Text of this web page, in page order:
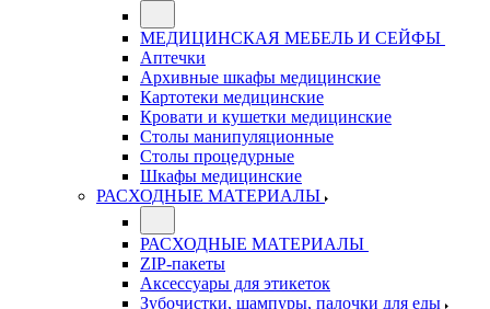
МЕДИЦИНСКАЯ МЕБЕЛЬ И СЕЙФЫ
Аптечки
Архивные шкафы медицинские
Картотеки медицинские
Кровати и кушетки медицинские
Столы манипуляционные
Столы процедурные
Шкафы медицинские
РАСХОДНЫЕ МАТЕРИАЛЫ
РАСХОДНЫЕ МАТЕРИАЛЫ
ZIP-пакеты
Аксессуары для этикеток
Зубочистки, шампуры, палочки для еды